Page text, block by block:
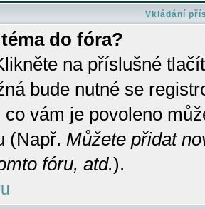
Vkládání
do fóra?
na příslušné
bude nutné se
co vám je povoleno
(Např. Můžete přidat
fóru, atd.).